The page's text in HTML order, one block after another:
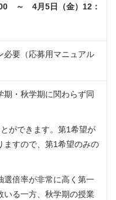
～ 4月5日（金）12：
要（応募用マニュアル
期・秋学期に関わらず同
ができます。第1希望が
ますので、第1希望のみの
選倍率が非常に高く第一
いる一方、秋学期の授業